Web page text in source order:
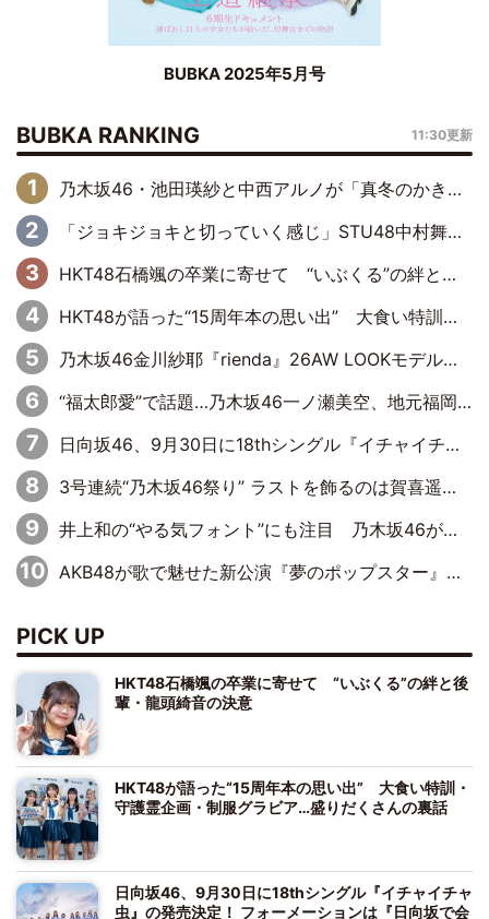
BUBKA 2025年5月号
BUBKA RANKING 11:30更新
乃木坂46・池田瑛紗と中西アルノが「真冬のかき氷」騒動で火花散らす！ 因縁の裏にあるのは、逆境をともに“凌”ぐ似た者同士の絆
「ジョキジョキと切っていく感じ」STU48中村舞、新しい挑戦は自らの手で
HKT48石橋颯の卒業に寄せて “いぶくる”の絆と後輩・龍頭綺音の決意
HKT48が語った“15周年本の思い出” 大食い特訓・守護霊企画・制服グラビア…盛りだくさんの裏話
乃木坂46金川紗耶『rienda』26AW LOOKモデルに就任
“福太郎愛”で話題…乃木坂46一ノ瀬美空、地元福岡『めんべい25周年トップサポーター』に就任
日向坂46、9月30日に18thシングル『イチャイチャ虫』の発売決定！ フォーメーションは『日向坂で会いましょう』にて発表
3号連続“乃木坂46祭り” ラストを飾るのは賀喜遥香…5年ぶりの登場に「5年分大人になった私を見ていただけたら」
井上和の“やる気フォント”にも注目 乃木坂46が挑んだ書道パフォーマンスの舞台裏
AKB48が歌で魅せた新公演『夢のポップスター』 初日から全身全霊のステージ
PICK UP
HKT48石橋颯の卒業に寄せて “いぶくる”の絆と後
輩・龍頭綺音の決意
HKT48が語った“15周年本の思い出” 大食い特訓・
守護霊企画・制服グラビア…盛りだくさんの裏話
日向坂46、9月30日に18thシングル『イチャイチャ
虫』の発売決定！ フォーメーションは『日向坂で会